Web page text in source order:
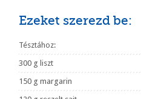
Ezeket szerezd be:
Tésztához:
300 g liszt
150 g margarin